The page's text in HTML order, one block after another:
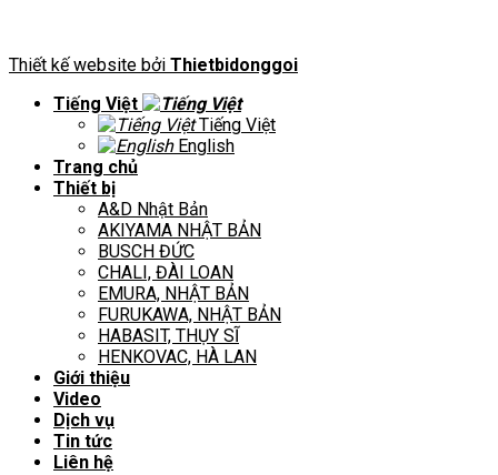
Thiết kế website bởi Thietbidonggoi
Tiếng Việt
Tiếng Việt
English
Trang chủ
Thiết bị
A&D Nhật Bản
AKIYAMA NHẬT BẢN
BUSCH ĐỨC
CHALI, ĐÀI LOAN
EMURA, NHẬT BẢN
FURUKAWA, NHẬT BẢN
HABASIT, THỤY SĨ
HENKOVAC, HÀ LAN
Giới thiệu
Video
Dịch vụ
Tin tức
Liên hệ